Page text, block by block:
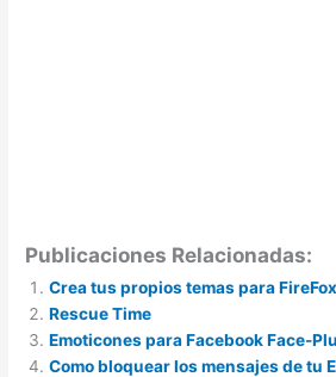
Publicaciones Relacionadas:
Crea tus propios temas para FireFox
Rescue Time
Emoticones para Facebook Face-
Como bloquear los mensajes de tu